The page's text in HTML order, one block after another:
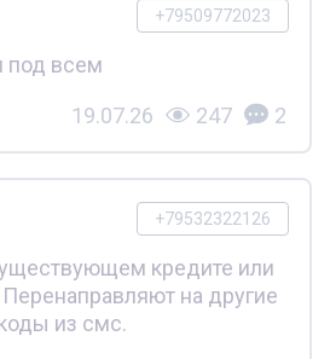
+79509772023
под всем
19.07.26 247 2
+79532322126
кредите или
на другие
из смс.